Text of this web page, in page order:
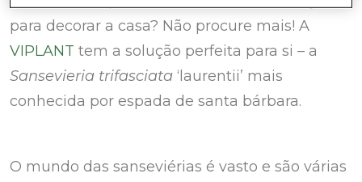
para decorar a casa? Não procure mais! A
VIPLANT tem a solução perfeita para si – a
Sansevieria trifasciata ‘laurentii’ mais
conhecida por espada de santa bárbara.
O mundo das sanseviérias é vasto e são várias